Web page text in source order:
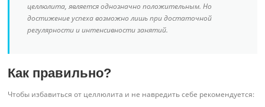
целлюлита, является однозначно положительным. Но
достижение успеха возможно лишь при достаточной
регулярности и интенсивности занятий.
Как правильно?
Чтобы избавиться от целлюлита и не навредить себе рекомендуется: